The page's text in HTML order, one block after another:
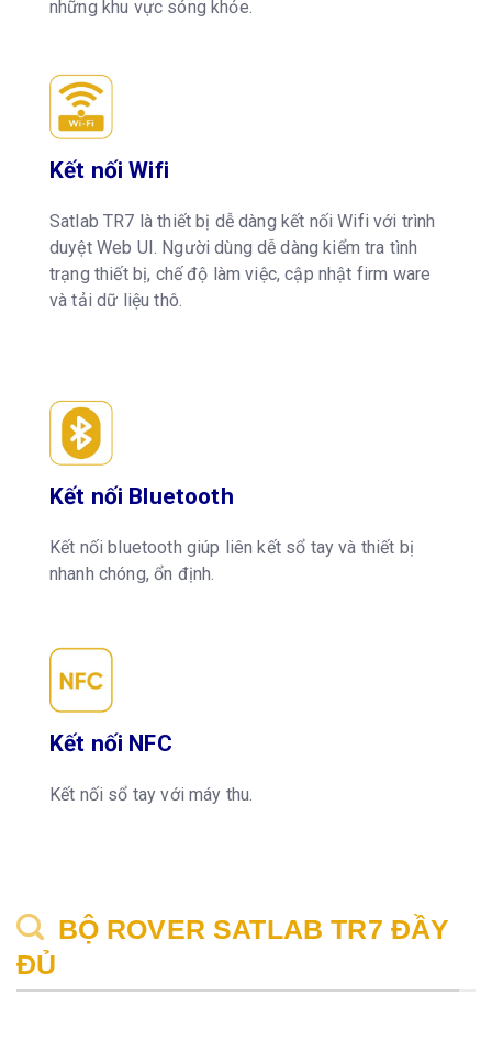
những khu vực sóng khỏe.
Kết nối Wifi
Satlab TR7 là thiết bị dễ dàng kết nối Wifi với trình
duyệt Web UI. Người dùng dễ dàng kiểm tra tình
trạng thiết bị, chế độ làm việc, cập nhật firm ware
và tải dữ liệu thô.
Kết nối Bluetooth
Kết nối bluetooth giúp liên kết sổ tay và thiết bị
nhanh chóng, ổn định.
Kết nối NFC
Kết nối sổ tay với máy thu.
BỘ ROVER SATLAB TR7 ĐẦY
ĐỦ